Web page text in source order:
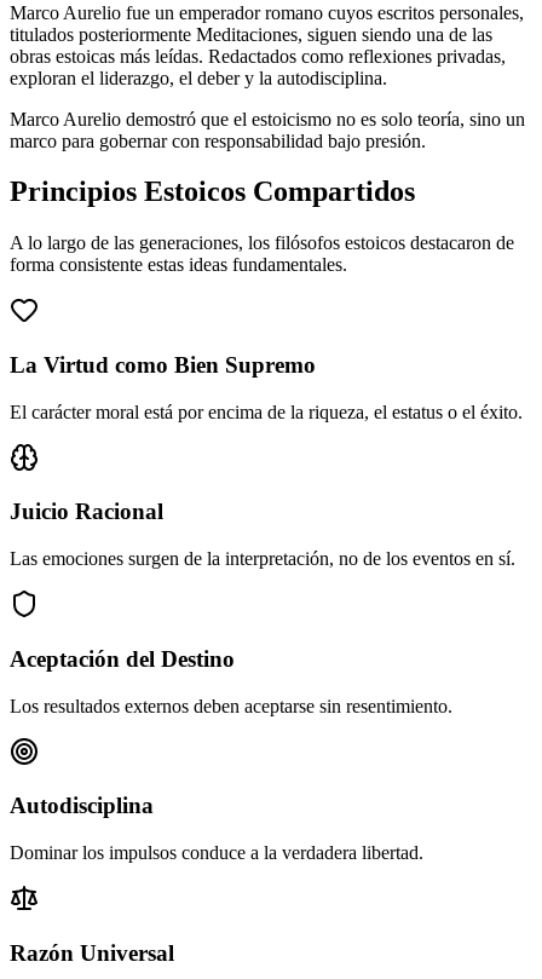
Marco Aurelio fue un emperador romano cuyos escritos personales,
titulados posteriormente Meditaciones, siguen siendo una de las
obras estoicas más leídas. Redactados como reflexiones privadas,
exploran el liderazgo, el deber y la autodisciplina.
Marco Aurelio demostró que el estoicismo no es solo teoría, sino un
marco para gobernar con responsabilidad bajo presión.
Principios Estoicos Compartidos
A lo largo de las generaciones, los filósofos estoicos destacaron de
forma consistente estas ideas fundamentales.
La Virtud como Bien Supremo
El carácter moral está por encima de la riqueza, el estatus o el éxito.
Juicio Racional
Las emociones surgen de la interpretación, no de los eventos en sí.
Aceptación del Destino
Los resultados externos deben aceptarse sin resentimiento.
Autodisciplina
Dominar los impulsos conduce a la verdadera libertad.
Razón Universal